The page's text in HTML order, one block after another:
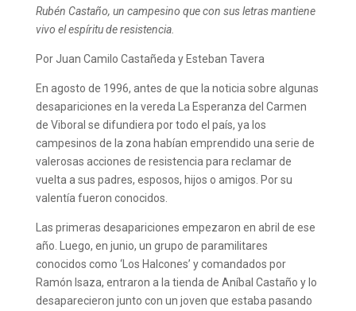
Rubén Castaño, un campesino que con sus letras mantiene
vivo el espíritu de resistencia.
Por Juan Camilo Castañeda y Esteban Tavera
En agosto de 1996, antes de que la noticia sobre algunas
desapariciones en la vereda La Esperanza del Carmen
de Viboral se difundiera por todo el país, ya los
campesinos de la zona habían emprendido una serie de
valerosas acciones de resistencia para reclamar de
vuelta a sus padres, esposos, hijos o amigos. Por su
valentía fueron conocidos.
Las primeras desapariciones empezaron en abril de ese
año. Luego, en junio, un grupo de paramilitares
conocidos como ‘Los Halcones’ y comandados por
Ramón Isaza, entraron a la tienda de Aníbal Castaño y lo
desaparecieron junto con un joven que estaba pasando